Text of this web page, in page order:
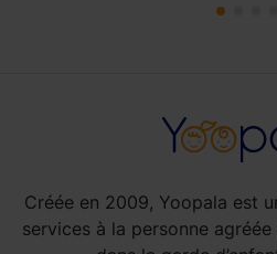
Créée en 2009, Yoopala est
services à la personne